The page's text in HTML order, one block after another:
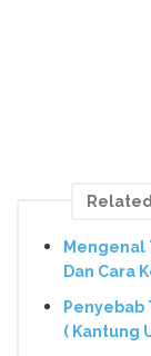
Related
Dan Cara
Penyebab
( Kantung